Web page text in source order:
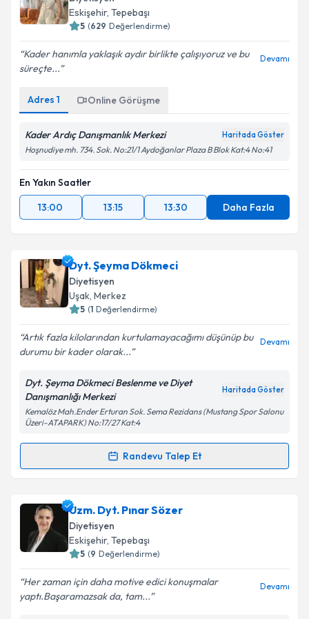
Kişisel verilerimin işlenmesine ilişkinAydınlatma
Takvim Talebini Gönder
Eskişehir, Tepebaşı
5 (629 Değerlendirme)
Kader hanımla yaklaşık aydır birlikte çalışıyoruz ve bu
süreçte...
Devamı
Adres 1 Online Görüşme
Kader Ardıç Danışmanlık Merkezi Haritada Göster
Hoşnudiye mh. 734. Sok. No:21/1 Aydoğanlar Plaza B Blok Kat:4 No:41
En Yakın Saatler
13:00
13:15 13:30 Daha Fazla
Dyt. Şeyma Dökmeci
Diyetisyen
Uşak, Merkez
5 (1 Değerlendirme)
Artık fazla kilolarından kurtulamayacağımı düşünüp bu
durumu bir kader olarak...
Devamı
Dyt. Şeyma Dökmeci Beslenme ve Diyet
Danışmanlığı Merkezi
Haritada Göster
Kemalöz Mah.Ender Erturan Sok. Sema Rezidans (Mustang Spor Salonu
Üzeri-ATAPARK) No:17/27 Kat:4
Randevu Talep Et
Randevu Takvimi Talebi
Dyt. Şeyma Dökmeciiçin randevu takvimi talebi
oluşturun. Size bu uzmandan randevu almanız için bir
takvim hazırlandığında e-posta ile bilgilendireceğiz.
Uzm. Dyt. Pınar Sözer
Diyetisyen
Eskişehir, Tepebaşı
5 (9 Değerlendirme)
Her zaman için daha motive edici konuşmalar
yaptı.Başaramazsak da, tam...
Devamı